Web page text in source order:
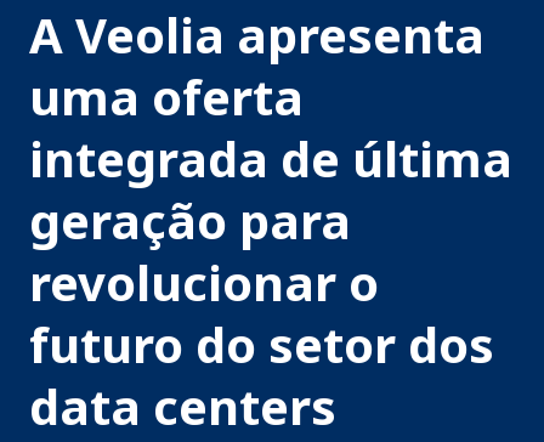
A Veolia apresenta
uma oferta
integrada de última
geração para
revolucionar o
futuro do setor dos
data centers